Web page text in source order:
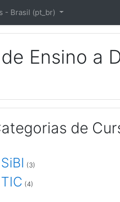
- Brasil ‎(pt_br)‎
Ensino a
de
SiBI (3)
TIC (4)